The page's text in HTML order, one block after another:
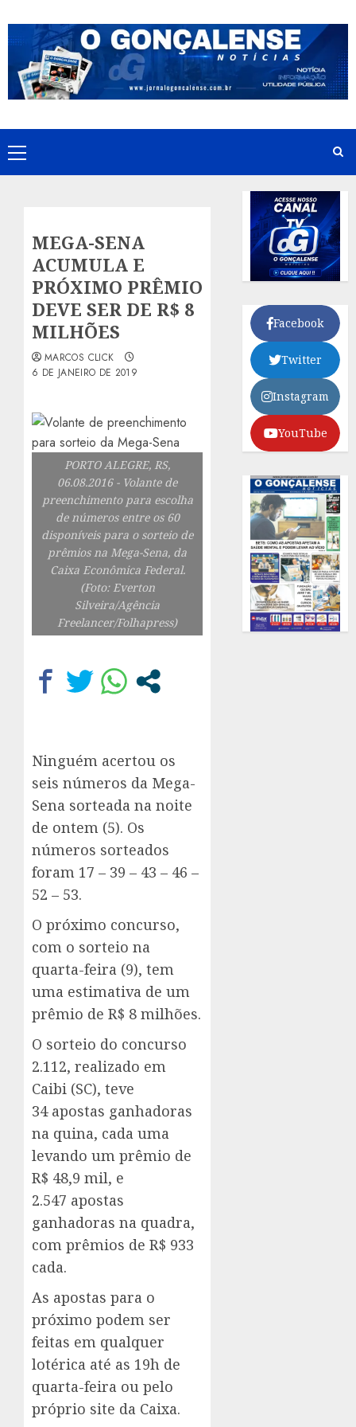
to
content
Primary
Menu
MEGA-SENA
ACUMULA E
PRÓXIMO PRÊMIO
DEVE SER DE R$ 8
MILHÕES
MARCOS CLICK
6 DE JANEIRO DE 2019
PORTO ALEGRE, RS,
06.08.2016 - Volante de
preenchimento para escolha
de números entre os 60
disponíveis para o sorteio de
prêmios na Mega-Sena, da
Caixa Econômica Federal.
(Foto: Everton
Silveira/Agência
Freelancer/Folhapress)
Ninguém acertou os
seis números da Mega-
Sena sorteada na noite
de ontem (5). Os
números sorteados
foram 17 – 39 – 43 – 46 –
52 – 53.
O próximo concurso,
com o sorteio na
quarta-feira (9), tem
uma estimativa de um
prêmio de R$ 8 milhões.
O sorteio do concurso
2.112, realizado em
Caibi (SC), teve
34 apostas ganhadoras
na quina, cada uma
levando um prêmio de
R$ 48,9 mil, e
2.547 apostas
ganhadoras na quadra,
com prêmios de R$ 933
cada.
As apostas para o
próximo podem ser
feitas em qualquer
lotérica até as 19h de
quarta-feira ou pelo
próprio site da Caixa.
Facebook
Twitter
Instagram
YouTube